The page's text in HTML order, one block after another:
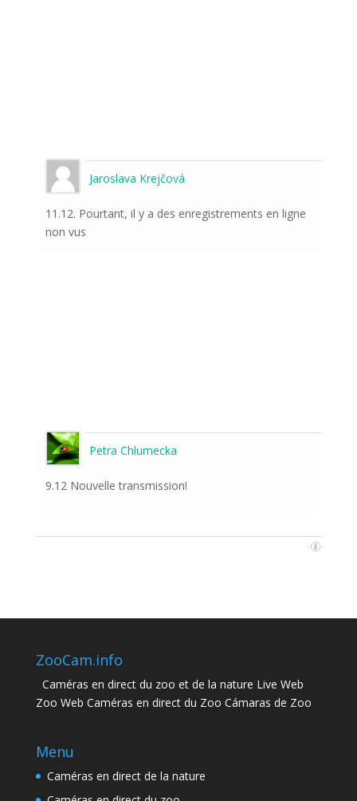
Jaroslava Krejčová
11.12. Pourtant, il y a des enregistrements en ligne
non vus
Petra Chlumecka
9.12 Nouvelle transmission!
ZooCam.info
Caméras en direct du zoo et de la nature Live Web
Zoo Web Caméras en direct du Zoo Cámaras de Zoo
Menu
Caméras en direct de la nature